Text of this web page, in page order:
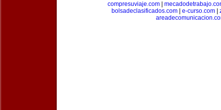
compresuviaje.com
bolsadeclasificados.com
e-curso.com